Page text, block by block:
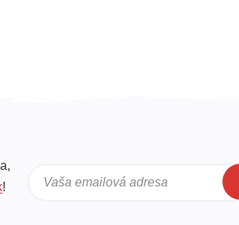
! Vaša emailová adresa